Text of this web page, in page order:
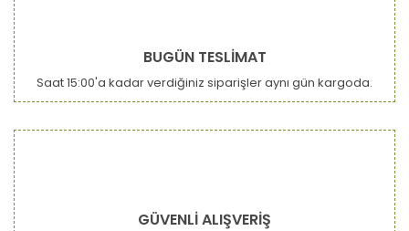
BUGÜN TESLİMAT
Saat 15:00'a kadar verdiğiniz siparişler aynı gün kargoda.
GÜVENLİ ALIŞVERİŞ